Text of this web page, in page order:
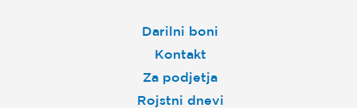
Darilni boni
Kontakt
Za podjetja
Rojstni dnevi